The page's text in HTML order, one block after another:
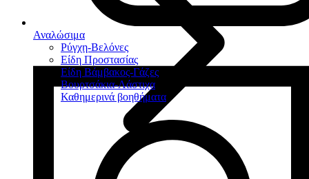
Αναλώσιμα
Ρύγχη-Βελόνες
Είδη Προστασίας
Είδη Βάμβακος-Γάζες
Βουρτσάκια-Λάστιχα
Καθημερινά βοηθήματα